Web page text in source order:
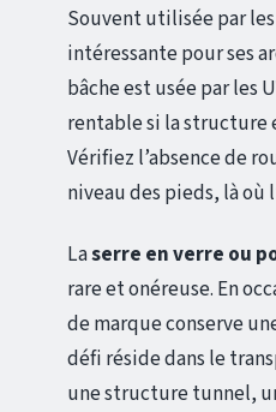
Souvent utilisée par
intéressante pour ses
bâche est usée par les
rentable si la structure
Vérifiez l’absence de
niveau des pieds, là où
Laserre en verre ou
rare et onéreuse. En
de marque conserve
défi réside dans le
une structure tunnel,